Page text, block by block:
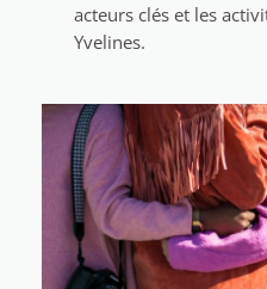
acteurs clés et les
Yvelines.